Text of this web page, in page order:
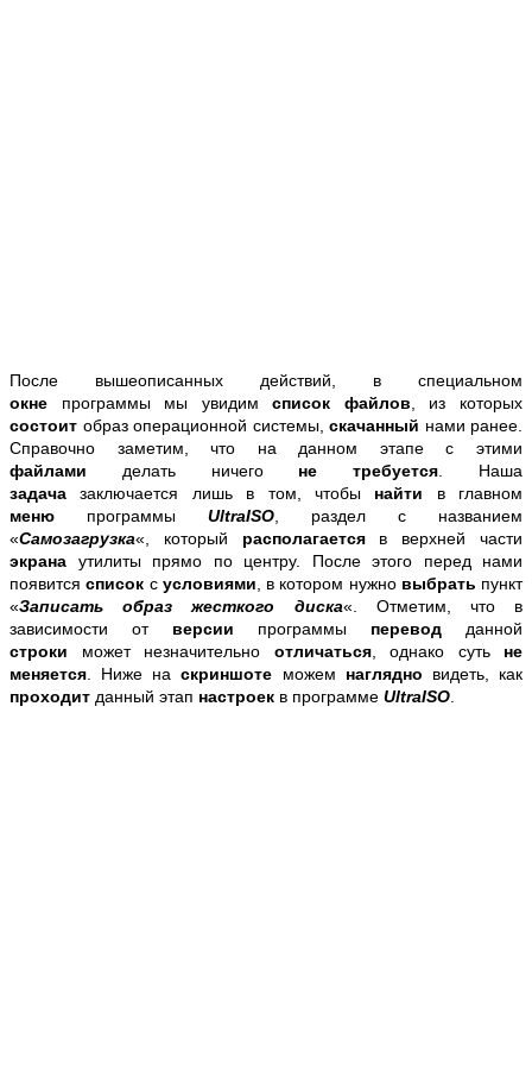
После вышеописанных действий, в специальном
окне программы мы увидимсписок файлов , из которых
состоит образ операционной системы, скачанный нами ранее.
Справочно заметим, что на данном этапе с этими
файлами делать ничего не требуется . Наша
задачазаключается лишь в том, чтобы найти в главном
меню программы UltraISO , раздел с названием
«Самозагрузка«, который располагается в верхней части
экрана утилиты прямо по центру. После этого перед нами
появитсясписок с условиями , в котором нужно выбрать пункт
«Записать образ жесткого диска«. Отметим, что в
зависимости от версии программы перевод данной
строки может незначительно отличаться, однако суть не
меняется . Ниже наскриншоте можем наглядно видеть, как
проходит данный этап настроек в программе UltraISO